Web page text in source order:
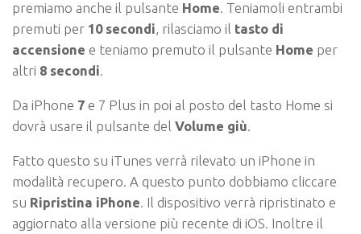
premiamo anche il pulsante Home. Teniamoli entrambi
premuti per 10 secondi, rilasciamo il tasto di
accensione e teniamo premuto il pulsante Home per
altri 8 secondi.
Da iPhone 7 e 7 Plus in poi al posto del tasto Home si
dovrà usare il pulsante del Volume giù.
Fatto questo su iTunes verrà rilevato un iPhone in
modalità recupero. A questo punto dobbiamo cliccare
su Ripristina iPhone . Il dispositivo verrà ripristinato e
aggiornato alla versione più recente di iOS. Inoltre il